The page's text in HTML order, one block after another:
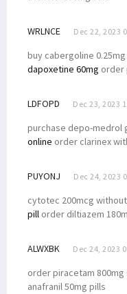
WRLNCE Dec 22, 2023
buy cabergoline
dapoxetine 60mg order
LDFOPD Dec 23, 2023
purchase depo-medrol
online order clarinex
PUYONJ Dec 24, 2023
cytotec 200mcg
pill order diltiazem
ALWXBK Dec 24, 2023
order piracetam 800mg
anafranil 50mg pills